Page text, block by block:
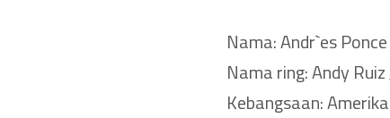
Nama: Andr`es Ponce
Nama ring: Andy Ruiz
Kebangsaan: